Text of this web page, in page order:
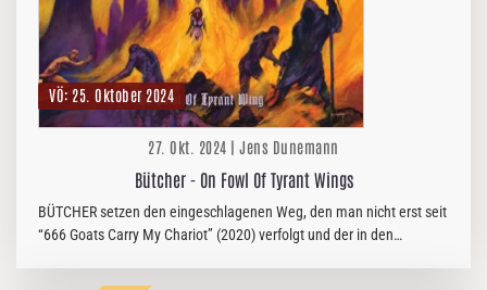
VÖ: 25. Oktober 2024
27. Okt. 2024 | Jens Dunemann
Bütcher - On Fowl Of Tyrant Wings
BÜTCHER setzen den eingeschlagenen Weg, den man nicht erst seit
“666 Goats Carry My Chariot” (2020) verfolgt und der in den